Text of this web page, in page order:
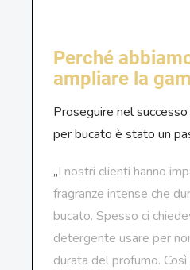
Perché
ampliare la
Proseguire nel
per bucato è stato un
„I nostri clienti hanno
fragranze intense che
bucato. Spesso ci
detergente usare per
durata del profumo.